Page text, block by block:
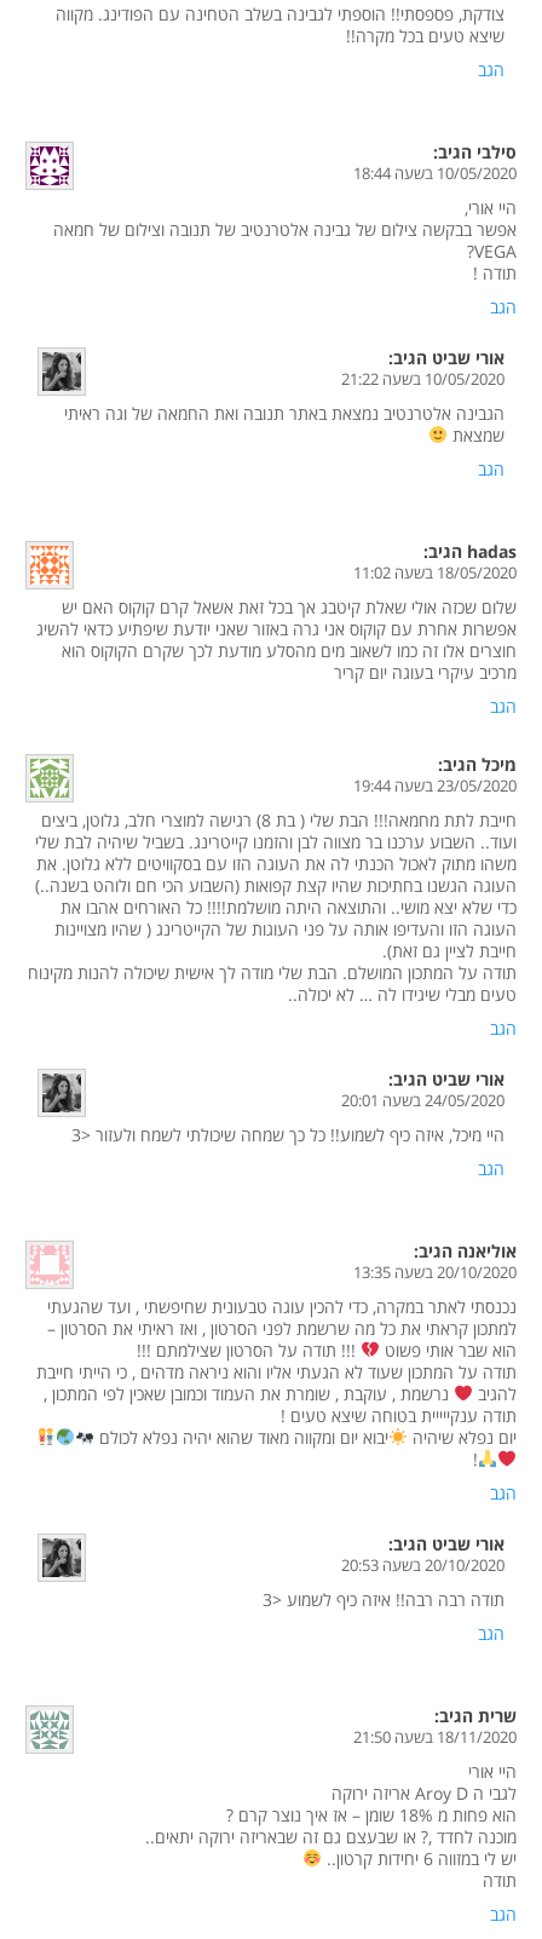
צודקת, פספסתי!! הוספתי לגבינה בשלב הטחינה עם הפודינג. מקווה
שיצא טעים בכל מקרה!!
הגב
סילבי הגיב:
10/05/2020 בשעה 18:44
היי אורי,
אפשר בבקשה צילום של גבינה אלטרנטיב של תנובה וצילום של חמאה
VEGA?
תודה !
הגב
אורי שביט הגיב:
10/05/2020 בשעה 21:22
הגבינה אלטרנטיב נמצאת באתר תנובה ואת החמאה של וגה ראיתי
שמצאת
הגב
hadas הגיב:
18/05/2020 בשעה 11:02
שלום שכזה אולי שאלת קיטבג אך בכל זאת אשאל קרם קוקוס האם יש
אפשרות אחרת עם קוקוס אני גרה באזור שאני יודעת שיפתיע כדאי להשיג
חוצרים אלו זה כמו לשאוב מים מהסלע מודעת לכך שקרם הקוקוס הוא
מרכיב עיקרי בעוגה יום קריר
הגב
מיכל הגיב:
23/05/2020 בשעה 19:44
חייבת לתת מחמאה!!! הבת שלי ( בת 8) רגישה למוצרי חלב, גלוטן, ביצים
ועוד.. השבוע ערכנו בר מצווה לבן והזמנו קייטרינג. בשביל שיהיה לבת שלי
משהו מתוק לאכול הכנתי לה את העוגה הזו עם בסקוויטים ללא גלוטן. את
העוגה הגשנו בחתיכות שהיו קצת קפואות (השבוע הכי חם ולוהט בשנה..)
כדי שלא יצא מושי.. והתוצאה היתה מושלמת!!!! כל האורחים אהבו את
העוגה הזו והעדיפו אותה על פני העוגות של הקייטרינג ( שהיו מצויינות
חייבת לציין גם זאת).
תודה על המתכון המושלם. הבת שלי מודה לך אישית שיכולה להנות מקינוח
טעים מבלי שיגידו לה … לא יכולה..
הגב
אורי שביט הגיב:
24/05/2020 בשעה 20:01
היי מיכל, איזה כיף לשמוע!! כל כך שמחה שיכולתי לשמח ולעזור <3
הגב
אוליאנה הגיב:
20/10/2020 בשעה 13:35
נכנסתי לאתר במקרה, כדי להכין עוגה טבעונית שחיפשתי , ועד שהגעתי
למתכון קראתי את כל מה שרשמת לפני הסרטון , ואז ראיתי את הסרטון –
הוא שבר אותי פשוט
!!! תודה על הסרטון שצילמתם !!!
תודה על המתכון שעוד לא הגעתי אליו והוא ניראה מדהים , כי הייתי חייבת
להגיב
נרשמת , עוקבת , שומרת את העמוד וכמובן שאכין לפי המתכון ,
תודה ענקייייית בטוחה שיצא טעים !
יום נפלא שיהיה
יבוא יום ומקווה מאוד שהוא יהיה נפלא לכולם
!
הגב
אורי שביט הגיב:
20/10/2020 בשעה 20:53
תודה רבה רבה!! איזה כיף לשמוע <3
הגב
שרית הגיב:
18/11/2020 בשעה 21:50
היי אורי
לגבי ה Aroy D אריזה ירוקה
הוא פחות מ 18% שומן – אז איך נוצר קרם ?
מוכנה לחדד ,? או שבעצם גם זה שבאריזה ירוקה יתאים..
יש לי במזווה 6 יחידות קרטון..
תודה
הגב